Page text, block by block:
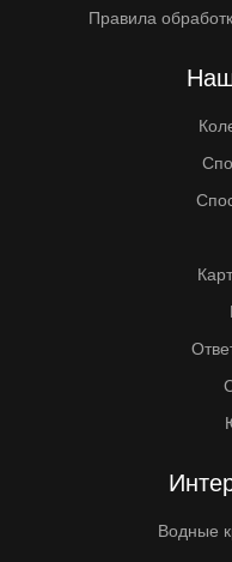
Правила
Водные